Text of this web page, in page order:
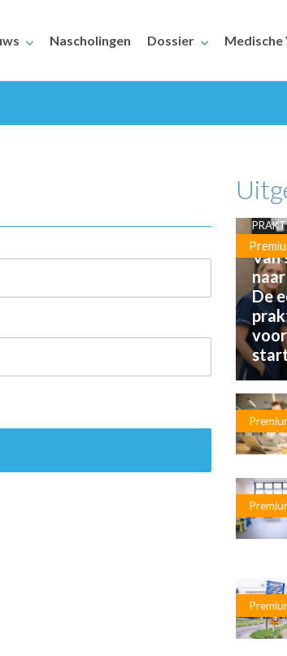
Nascholingen Dossier Medische
Van
De